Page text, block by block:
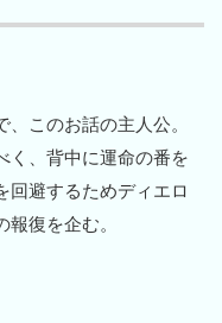
このお話の主人公。
く、背中に運命の番を
回避するためディエロ
復を企む。